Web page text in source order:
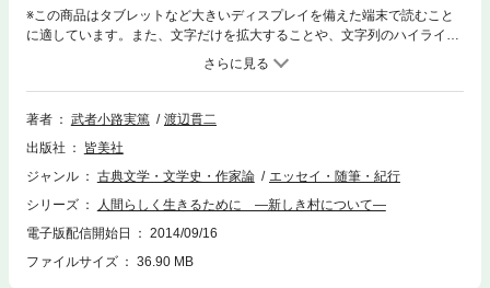
※この商品はタブレットなど大きいディスプレイを備えた端末で読むこと
に適しています。また、文字だけを拡大することや、文字列のハイライ
ト、検索、辞書の参照、引用などの機能が使用できません。武者小路実篤
が創設以来、生涯にわたって書き続けた「新しき村」についての言葉か
ら、実際に村の建設を進めた渡辺貫二が、その体験から選んだ「新しき
村」の真実を語る文章が集められています。
著者 武者小路実篤
渡辺貫二
出版社
皆美社
ジャンル
古典文学・文学史・作家論
エッセイ・随筆・紀行
シリーズ
人間らしく生きるために ―新しき村について―
電子版配信開始日
2014/09/16
ファイルサイズ
36.90 MB